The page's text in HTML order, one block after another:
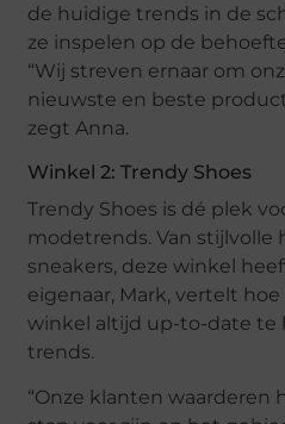
de huidige trends in de
ze inspelen op de
“Wij streven ernaar om
nieuwste en beste
zegt Anna.
Winkel 2: Trendy Shoes
Trendy Shoes is dé plek
modetrends. Van stijlvolle
sneakers, deze winkel
eigenaar, Mark, vertelt
winkel altijd up-to-date te
trends.
“Onze klanten waarderen